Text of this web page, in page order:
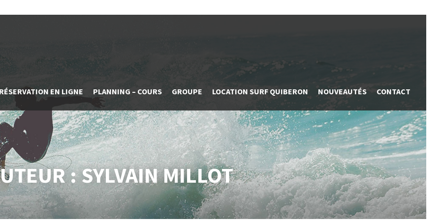
RÉSERVATION EN LIGNE PLANNING – COURS GROUPE LOCATION SURF QUIBERON NOUVEAUTÉS CONTACT
:SYLVAIN MILLOT